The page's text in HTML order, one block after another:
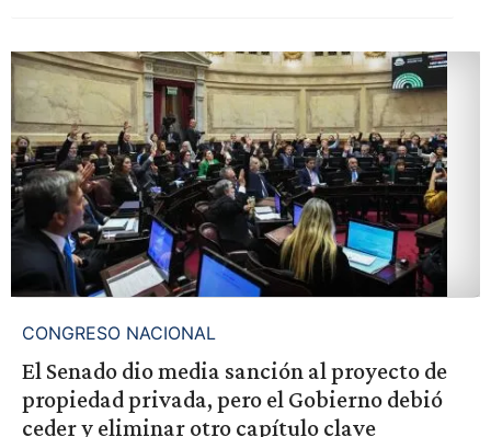
CONGRESO NACIONAL
El Senado dio media sanción al proyecto de
propiedad privada, pero el Gobierno debió
ceder y eliminar otro capítulo clave